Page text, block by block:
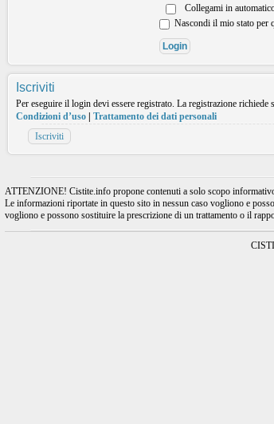
Collegami in
Nascondi il mio stato per
Iscriviti
Per eseguire il login devi essere registrato. La registrazione
Condizioni d’uso
Trattamento dei dati personali
Iscriviti
ATTENZIONE! Cistite.info propone contenuti a solo scopo
Le informazioni riportate in questo sito in nessun caso vogliono e
vogliono e possono sostituire la prescrizione di un trattamento o il